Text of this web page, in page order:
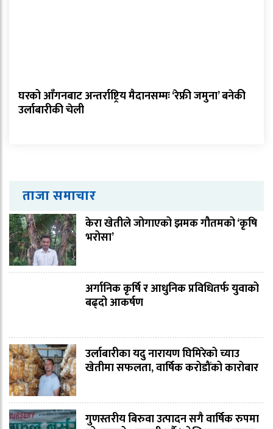
घरको आँगनबाट अन्तर्राष्ट्रिय मैदानसम्मः ‘रेफ्री जमुना’ बनेकी
उर्लाबारीकी चेली
ताजा समाचार
केरा खेतीले जोगाएको झमक गौतमको ‘कृषि
भरोसा’
अर्गानिक कृर्षि र आधुनिक प्रविधितर्फ युवाको
बढ्दो आकर्षण
उर्लाबारीका यदु नारायण घिमिरेको च्याउ
खेतीमा सफलता, वार्षिक करोडौंको कारोबार
गुणस्तरीय बिरुवा उत्पादन सगै वार्षिक रुपमा